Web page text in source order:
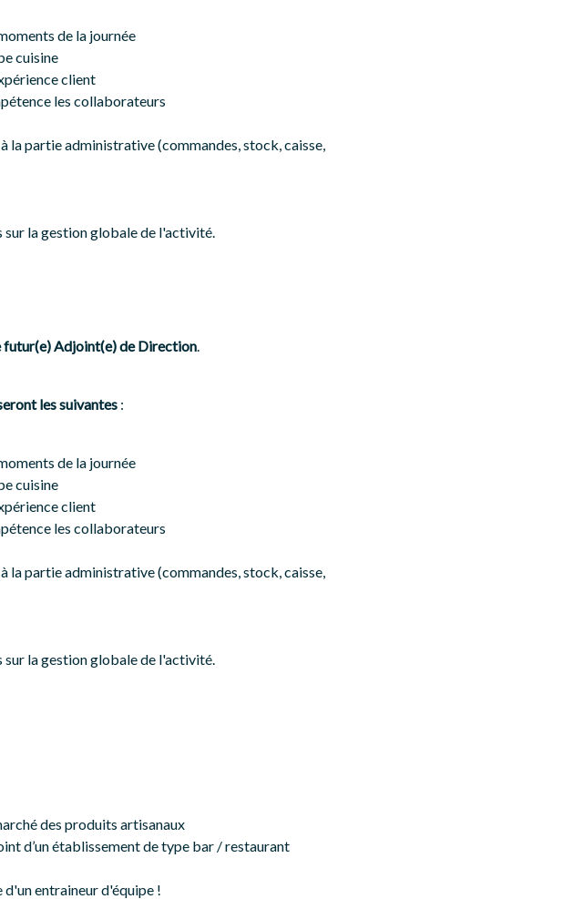
de la journée
cuisine
client
les collaborateurs
la partie administrative (commandes, stock, caisse,
sur la gestion globale de l'activité.
futur(e) Adjoint(e) de Direction.
les suivantes :
de la journée
cuisine
client
les collaborateurs
la partie administrative (commandes, stock, caisse,
sur la gestion globale de l'activité.
des produits artisanaux
d’un établissement de type bar / restaurant
d'un entraineur d'équipe !